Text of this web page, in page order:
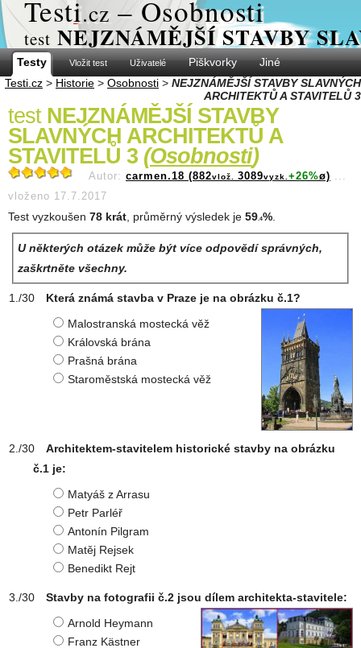
Testi.cz – Osobnosti
test NEJZNÁMĚJŠÍ STAVBY
Testy Vložit test Uživatelé Piškvorky
Jiné
Testi.cz > Historie > Osobnosti > NEJZNÁMĚJŠÍ STAVBY SLAVNÝCH
ARCHITEKTŮ A STAVITELŮ 3
test NEJZNÁMĚJŠÍ STAVBY
SLAVNÝCH ARCHITEKTŮ A
STAVITELŮ 3 (Osobnosti)
Autor: carmen.18 (882vlož. 3089vyzk. +26%ø) ...
vloženo 17.7.2017
Test vyzkoušen 78 krát , průměrný výsledek je 59 .4%
U některých otázek může být více odpovědí správných,
zaškrtněte všechny.
Která známá stavba v Praze je na obrázku č.1?
Malostranská mostecká věž
Královská brána
Prašná brána
Staroměstská mostecká věž
Architektem-stavitelem historické stavby na obrázku
č.1 je:
Matyáš z Arrasu
Petr Parléř
Antonín Pilgram
Matěj Rejsek
Benedikt Rejt
Stavby na fotografii č.2 jsou dílem architekta-stavitele:
Arnold Heymann
Franz Kästner